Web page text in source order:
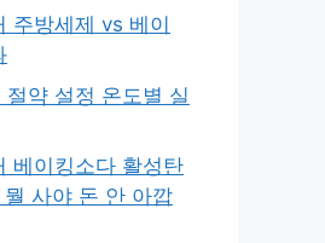
주방세제 vs 베이
약 설정 온도별 실
베이킹소다 활성탄
사야 돈 안 아깝